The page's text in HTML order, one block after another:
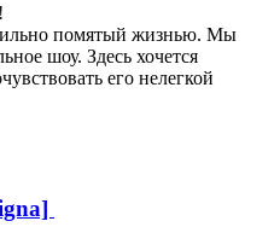
помятый жизнью. Мы
шоу. Здесь хочется
его нелегкой